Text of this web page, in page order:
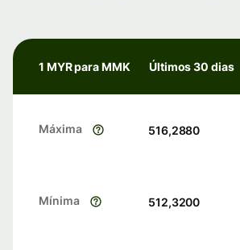
1 MYR para MMK Últimos 30 dias
Máxima 516,2880
Mínima 512,3200